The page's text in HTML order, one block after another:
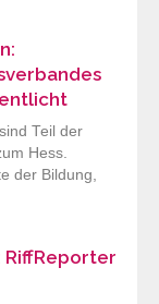
Teil der
Hess.
der Bildung,